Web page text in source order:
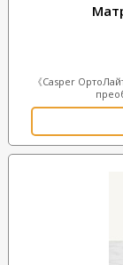
《Casper